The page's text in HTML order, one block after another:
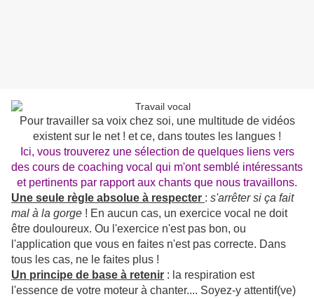
Pour travailler sa voix chez soi, une multitude de vidéos
existent sur le net ! et ce, dans toutes les langues !
Ici, vous trouverez une sélection de quelques liens vers
des cours de coaching vocal qui m'ont semblé intéressants
et pertinents par rapport aux chants que nous travaillons.
Une seule règle absolue à respecter : s'arrêter si ça fait
mal à la gorge ! En aucun cas, un exercice vocal ne doit
être douloureux. Ou l'exercice n'est pas bon, ou
l'application que vous en faites n'est pas correcte. Dans
tous les cas, ne le faites plus !
Un principe de base à retenir : la respiration est
l'essence de votre moteur à chanter.... Soyez-y attentif(ve)